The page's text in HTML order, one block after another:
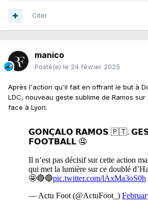
Citer
manico
Posté(e) le 24 février 2025
Après l'action qu'il fait en offrant le but à
LDC, nouveau geste sublime de Ramos
face à Lyon.